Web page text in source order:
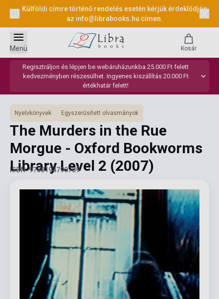
Külföldi címre történő rendelés esetén kérjük érdeklődjön
az info@librabooks.hu címen.
Regisztráljon és lépjen be webáruházunkba 25.000 Ft felett
kedvezményben részesülhet. Ingyenes kiszállítás 20.000 Ft
értékhatár felett!
Menü Kosár
Nyelvkönyvek Egyszerűsített olvasmányok
The Murders in the Rue
Morgue - Oxford Bookworms
Library Level 2 (2007)
ISBN: 9780194790789